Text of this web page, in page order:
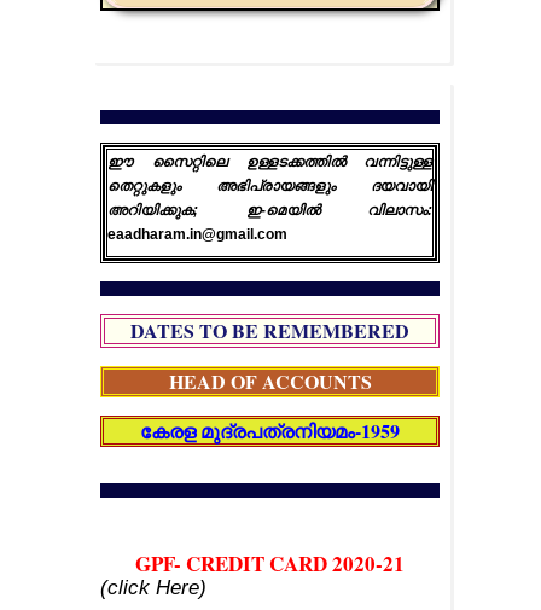
ഈ സൈറ്റിലെ ഉള്ളടക്കത്തിൽ വന്നിട്ടുള്ള
തെറ്റുകളും അഭിപ്രായങ്ങളും ദയവായി
അറിയിക്കുക; ഇ-മെയിൽ വിലാസം:
eaadharam.in@gmail.com
DATES TO BE REMEMBERED
HEAD OF ACCOUNTS
കേരള മുദ്രപത്രനിയമം-1959
GPF- CREDIT CARD 2020-21
(click Here)